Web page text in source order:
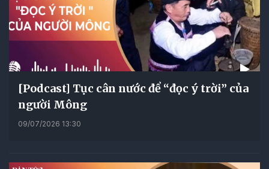
[Podcast] Tục cân nước để “đọc ý trời” của
người Mông
09/07/2026 13:30